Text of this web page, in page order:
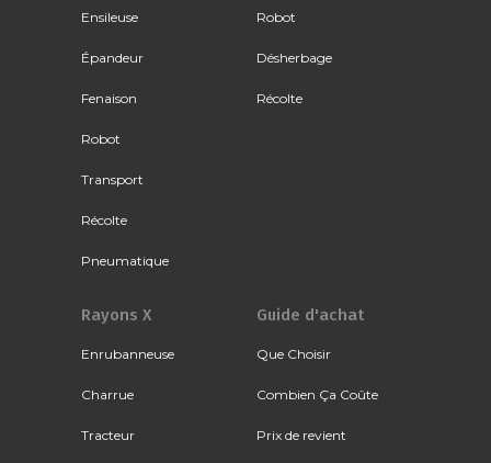
Ensileuse
Épandeur
Fenaison
Robot
Transport
Récolte
Pneumatique
Robot
Désherbage
Récolte
Rayons X
Enrubanneuse
Charrue
Tracteur
Guide d'achat
Que Choisir
Combien Ça Coûte
Prix de revient